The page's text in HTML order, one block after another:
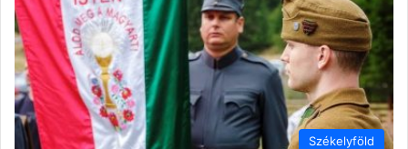
Székelyföld